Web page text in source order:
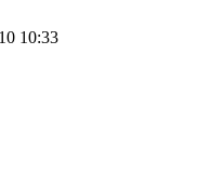
10:33